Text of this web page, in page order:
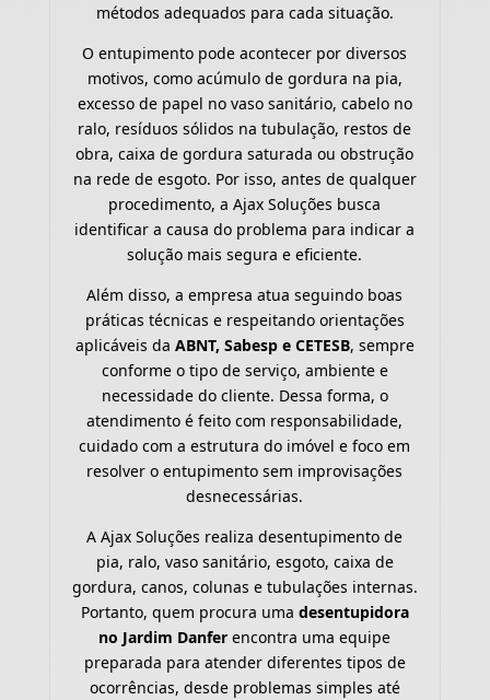
métodos adequados para cada situação.
O entupimento pode acontecer por diversos
motivos, como acúmulo de gordura na pia,
excesso de papel no vaso sanitário, cabelo no
ralo, resíduos sólidos na tubulação, restos de
obra, caixa de gordura saturada ou obstrução
na rede de esgoto. Por isso, antes de qualquer
procedimento, a Ajax Soluções busca
identificar a causa do problema para indicar a
solução mais segura e eficiente.
Além disso, a empresa atua seguindo boas
práticas técnicas e respeitando orientações
aplicáveis da ABNT, Sabesp e CETESB, sempre
conforme o tipo de serviço, ambiente e
necessidade do cliente. Dessa forma, o
atendimento é feito com responsabilidade,
cuidado com a estrutura do imóvel e foco em
resolver o entupimento sem improvisações
desnecessárias.
A Ajax Soluções realiza desentupimento de
pia, ralo, vaso sanitário, esgoto, caixa de
gordura, canos, colunas e tubulações internas.
Portanto, quem procura uma desentupidora
no Jardim Danfer encontra uma equipe
preparada para atender diferentes tipos de
ocorrências, desde problemas simples até